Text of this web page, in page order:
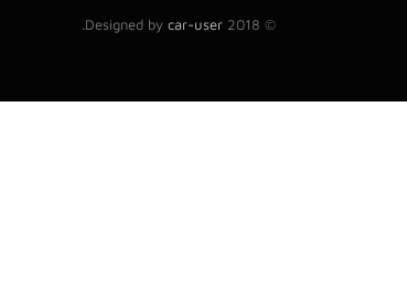
© 2018 Designed by
car-user
.